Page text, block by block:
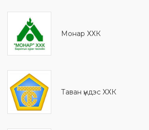
Монaр ХХК
Таван үндэс ХХК